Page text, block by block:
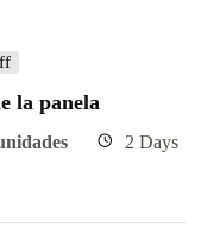
la panela
2 Days